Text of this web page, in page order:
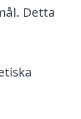
Detta